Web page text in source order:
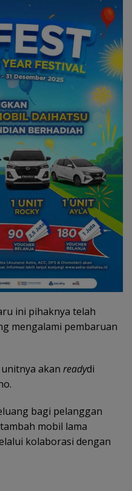
ini pihaknya telah
mengalami pembaruan
akan readydi
bagi pelanggan
mobil lama
kolaborasi dengan